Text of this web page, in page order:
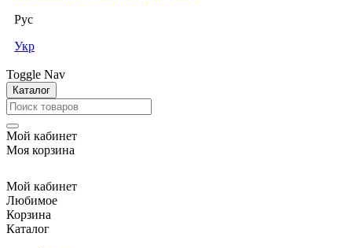
Рус
Укр
Toggle Nav
Каталог
Мой кабинет
Моя корзина
Мой кабинет
Любимое
Корзина
Каталог